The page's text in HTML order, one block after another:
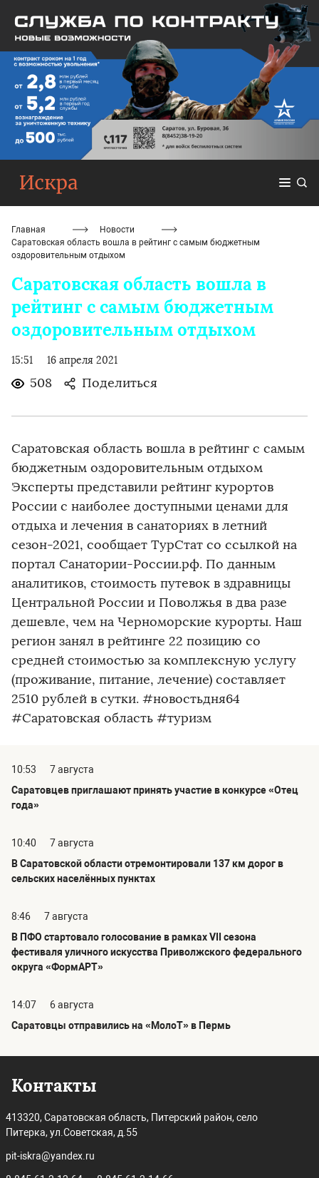
Главная
Новости
Саратовская область вошла в рейтинг с самым бюджетным
оздоровительным отдыхом
Саратовская область вошла в
рейтинг с самым бюджетным
оздоровительным отдыхом
15:51 16 апреля 2021
508 Поделиться
Саратовская область вошла в рейтинг с самым
бюджетным оздоровительным отдыхом
Эксперты представили рейтинг курортов
России с наиболее доступными ценами для
отдыха и лечения в санаториях в летний
сезон-2021, сообщает ТурСтат со ссылкой на
портал Санатории-России.рф. По данным
аналитиков, стоимость путевок в здравницы
Центральной России и Поволжья в два разе
дешевле, чем на Черноморские курорты. Наш
регион занял в рейтинге 22 позицию со
средней стоимостью за комплексную услугу
(проживание, питание, лечение) составляет
2510 рублей в сутки. #новостьдня64
#Саратовская область #туризм
10:53
7 августа
Саратовцев приглашают принять участие в конкурсе «Отец
года»
10:40
7 августа
В Саратовской области отремонтировали 137 км дорог в
сельских населённых пунктах
8:46
7 августа
В ПФО стартовало голосование в рамках VII сезона
фестиваля уличного искусства Приволжского федерального
округа «ФормАРТ»
14:07
6 августа
Саратовцы отправились на «МолоТ» в Пермь
Контакты
413320, Саратовская область, Питерский район, село
Питерка, ул.Советская, д.55
pit-iskra@yandex.ru